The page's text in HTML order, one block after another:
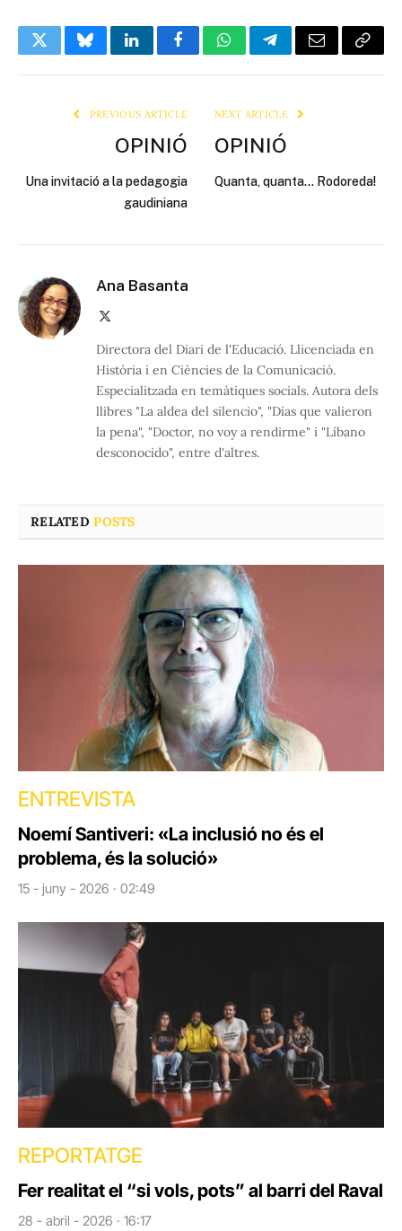
TwitterBlueskyLinkedInFacebookWhatsAppTelegramEmail Copy
PREVIOUS ARTICLE
OPINIÓ
Una invitació a la pedagogia
gaudiniana
NEXT ARTICLE
OPINIÓ
Quanta, quanta… Rodoreda!
Ana Basanta
Directora del Diari de l'Educació. Llicenciada en
Història i en Ciències de la Comunicació.
Especialitzada en temàtiques socials. Autora dels
llibres "La aldea del silencio", "Días que valieron
la pena", "Doctor, no voy a rendirme" i "Líbano
desconocido", entre d'altres.
RELATEDPOSTS
ENTREVISTA
Noemí Santiveri: «La inclusió no és el
problema, és la solució»
15 - juny - 2026 · 02:49
REPORTATGE
Fer realitat el “si vols, pots” al barri del Raval
28 - abril - 2026 · 16:17